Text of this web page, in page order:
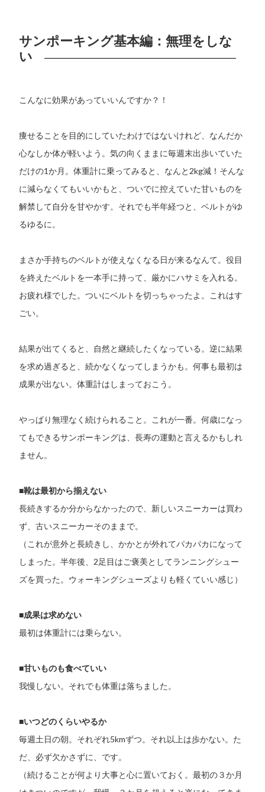
サンポーキング基本編：無理をしな
い
こんなに効果があっていいんですか？！
痩せることを目的にしていたわけではないけれど、なんだか
心なしか体が軽いよう。気の向くままに毎週末出歩いていた
だけの1か月。体重計に乗ってみると、なんと2kg減！そんな
に減らなくてもいいかもと、ついでに控えていた甘いものを
解禁して自分を甘やかす。それでも半年経つと、ベルトがゆ
るゆるに。
まさか手持ちのベルトが使えなくなる日が来るなんて。役目
を終えたベルトを一本手に持って、厳かにハサミを入れる。
お疲れ様でした。ついにベルトを切っちゃったよ。これはす
ごい。
結果が出てくると、自然と継続したくなっている。逆に結果
を求め過ぎると、続かなくなってしまうかも。何事も最初は
成果が出ない。体重計はしまっておこう。
やっぱり無理なく続けられること。これが一番。何歳になっ
てもできるサンポーキングは、長寿の運動と言えるかもしれ
ません。
■靴は最初から揃えない
長続きするか分からなかったので、新しいスニーカーは買わ
ず、古いスニーカーそのままで。
（これが意外と長続きし、かかとが外れてパカパカになって
しまった。半年後、2足目はご褒美としてランニングシュー
ズを買った。ウォーキングシューズよりも軽くていい感じ）
■成果は求めない
最初は体重計には乗らない。
■甘いものも食べていい
我慢しない。それでも体重は落ちました。
■いつどのくらいやるか
毎週土日の朝。それぞれ5kmずつ。それ以上は歩かない。た
だ、必ず欠かさずに、です。
（続けることが何より大事と心に置いておく。最初の３か月